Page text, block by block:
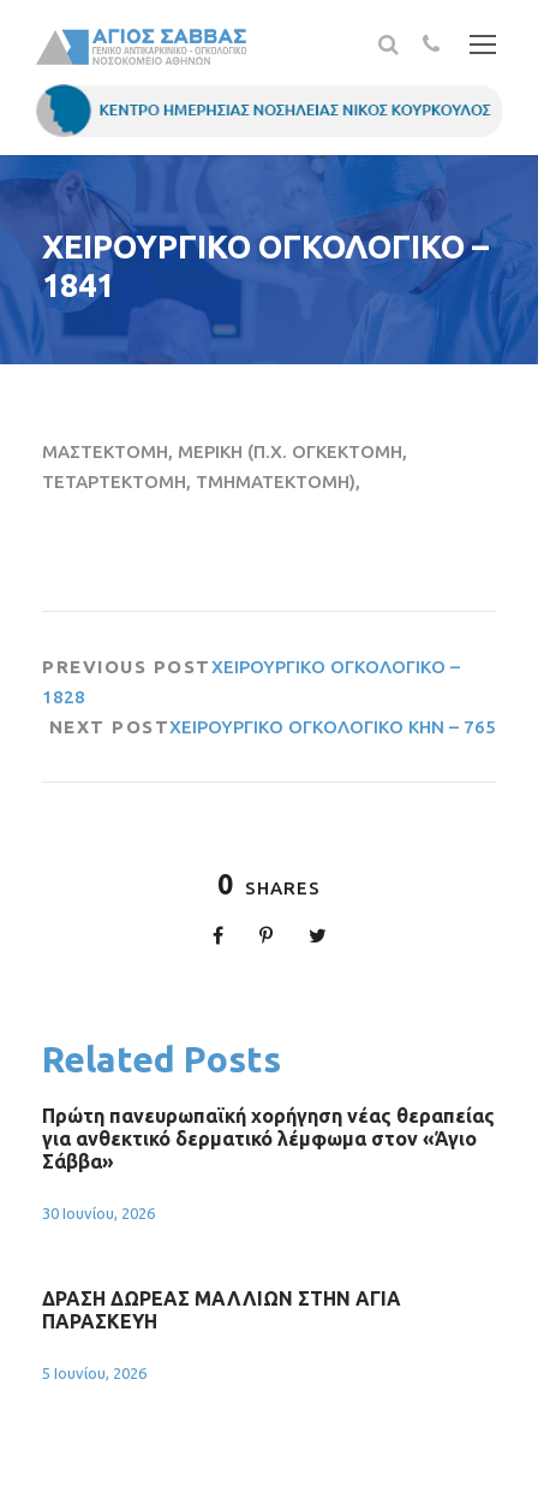
ΧΕΙΡΟΥΡΓΙΚΟ ΟΓΚΟΛΟΓΙΚΟ –
1841
ΜΑΣΤΕΚΤΟΜΗ, ΜΕΡΙΚΗ (Π.Χ. ΟΓΚΕΚΤΟΜΗ,
ΤΕΤΑΡΤΕΚΤΟΜΗ, ΤΜΗΜΑΤΕΚΤΟΜΗ),
PREVIOUS POSTΧΕΙΡΟΥΡΓΙΚΟ ΟΓΚΟΛΟΓΙΚΟ –
1828
NEXT POSTΧΕΙΡΟΥΡΓΙΚΟ ΟΓΚΟΛΟΓΙΚΟ ΚΗΝ – 765
0 SHARES
Related Posts
Πρώτη πανευρωπαϊκή χορήγηση νέας θεραπείας
για ανθεκτικό δερματικό λέμφωμα στον «Άγιο
Σάββα»
30 Ιουνίου, 2026
ΔΡΑΣΗ ΔΩΡΕΑΣ ΜΑΛΛΙΩΝ ΣΤΗΝ ΑΓΙΑ
ΠΑΡΑΣΚΕΥΗ
5 Ιουνίου, 2026